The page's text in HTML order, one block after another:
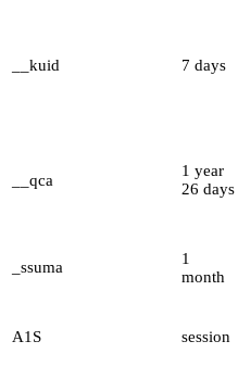
__kuid 7 days
__qca
1 year
26 days
_ssuma
1
month
A1S session